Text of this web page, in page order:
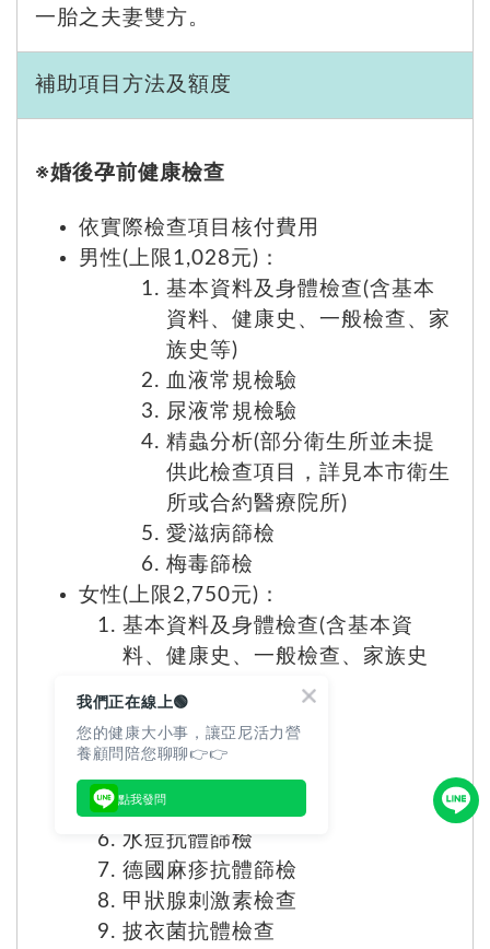
一胎之夫妻雙方。
補助項目方法及額度
※婚後孕前健康檢查
依實際檢查項目核付費用
男性(上限1,028元) ：
基本資料及身體檢查(含基本
資料、健康史、一般檢查、家
族史等)
血液常規檢驗
尿液常規檢驗
精蟲分析(部分衛生所並未提
供此檢查項目，詳見本市衛生
所或合約醫療院所)
愛滋病篩檢
梅毒篩檢
女性(上限2,750元) ：
基本資料及身體檢查(含基本資
料、健康史、一般檢查、家族史
尿液常規檢驗
愛滋病篩檢
梅毒篩檢
水痘抗體篩檢
德國麻疹抗體篩檢
甲狀腺刺激素檢查
披衣菌抗體檢查
我們正在線上🟢
您的健康大小事，讓亞尼活力營
養顧問陪您聊聊👉👉
點我發問